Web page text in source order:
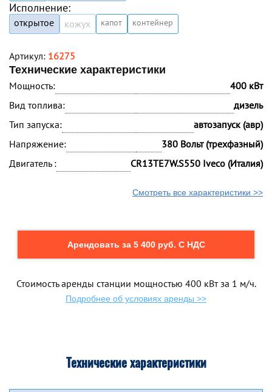
Исполнение:
открытое кожух капот контейнер
Артикул: 16275
Технические характеристики
Мощность:
400 кВт
Вид топлива:
дизель
Тип запуска:
автозапуск (авр)
Напряжение:
380 Вольт (трехфазный)
Двигатель :
CR13TE7W.S550 Iveco (Италия)
Смотреть все характеристики >>
Арендовать за 5 400 руб. С НДС
Стоимость аренды станции мощностью 400 кВт за 1 м/ч.
Подробнее об условиях аренды >>
Технические характеристики